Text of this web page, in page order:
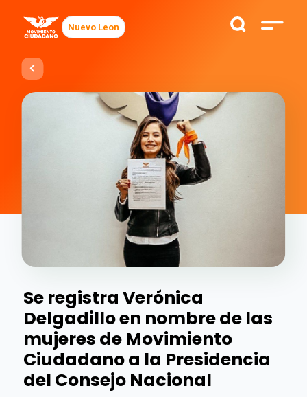
Nuevo Leon
Se registra Verónica
Delgadillo en nombre de las
mujeres de Movimiento
Ciudadano a la Presidencia
del Consejo Nacional